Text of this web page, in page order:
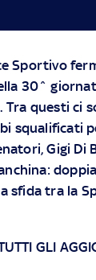
Sportivo
30^
Tra questi ci
squalificati
Gigi Di
sfida tra la
GLI